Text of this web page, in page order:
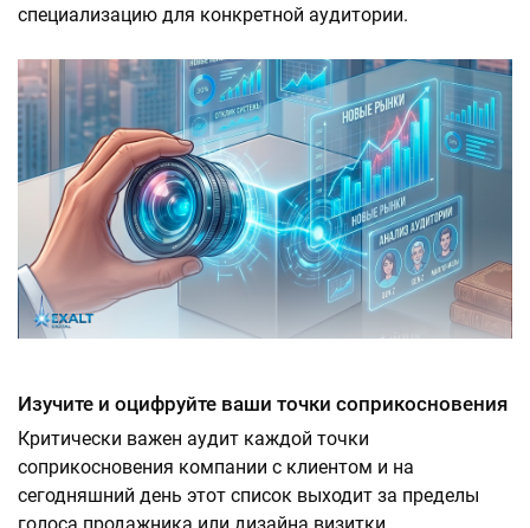
специализацию для конкретной аудитории.
Изучите и оцифруйте ваши точки соприкосновения
Критически важен аудит каждой точки
соприкосновения компании с клиентом и на
сегодняшний день этот список выходит за пределы
голоса продажника или дизайна визитки.